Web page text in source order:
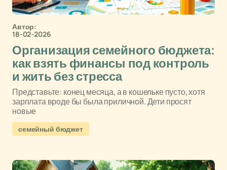
Автор:
18-02-2026
Организация семейного бюджета:
как взять финансы под контроль
и жить без стресса
Представьте: конец месяца, а в кошельке пусто, хотя
зарплата вроде бы была приличной. Дети просят
новые
семейный бюджет